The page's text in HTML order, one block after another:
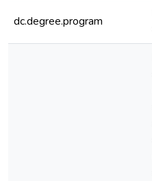
dc.degree.program